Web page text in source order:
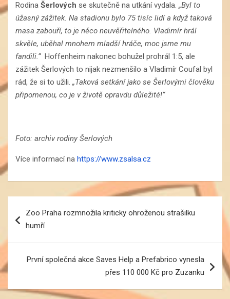
Rodina Šerlových se skutečně na utkání vydala. „Byl to
úžasný zážitek. Na stadionu bylo 75 tisíc lidí a když taková
masa zabouří, to je něco neuvěřitelného. Vladimír hrál
skvěle, uběhal mnohem mladší hráče, moc jsme mu
fandili.“ Hoffenheim nakonec bohužel prohrál 1:5, ale
zážitek Šerlových to nijak nezmenšilo a Vladimír Coufal byl
rád, že si to užili. „Taková setkání jako se Šerlovými člověku
připomenou, co je v životě opravdu důležité!“
Foto: archiv rodiny Šerlových
Více informací na https://www.zsalsa.cz
pro
příspěvek
Zoo Praha rozmnožila kriticky ohroženou strašilku
humří
První společná akce Saves Help a Prefabrico vynesla
přes 110 000 Kč pro Zuzanku